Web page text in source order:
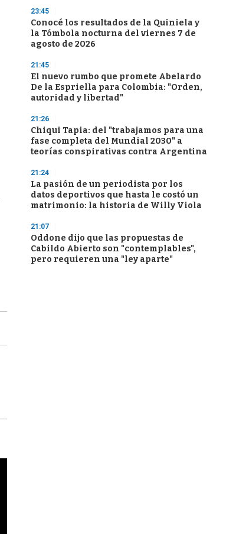
23:45
Conocé los resultados de la Quiniela y
la Tómbola nocturna del viernes 7 de
agosto de 2026
21:45
El nuevo rumbo que promete Abelardo
De la Espriella para Colombia: "Orden,
autoridad y libertad"
21:26
Chiqui Tapia: del "trabajamos para una
fase completa del Mundial 2030" a
teorías conspirativas contra Argentina
21:24
La pasión de un periodista por los
datos deportivos que hasta le costó un
matrimonio: la historia de Willy Viola
21:07
Oddone dijo que las propuestas de
Cabildo Abierto son "contemplables",
pero requieren una "ley aparte"